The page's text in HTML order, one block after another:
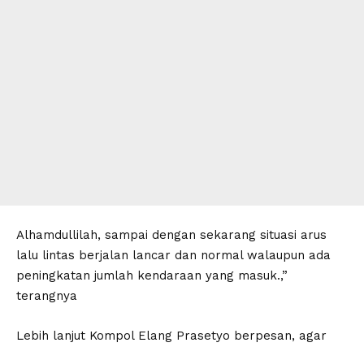
Alhamdullilah, sampai dengan sekarang situasi arus
lalu lintas berjalan lancar dan normal walaupun ada
peningkatan jumlah kendaraan yang masuk.,”
terangnya
Lebih lanjut Kompol Elang Prasetyo berpesan, agar